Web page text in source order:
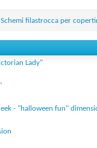
Schemi filastrocca per
Lady"
- "halloween fun"